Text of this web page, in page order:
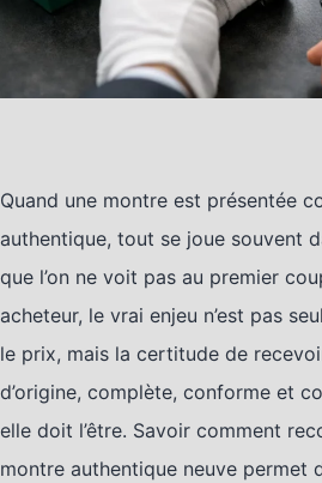
Quand une montre est présentée
authentique, tout se joue souvent
que l’on ne voit pas au premier
acheteur, le vrai enjeu n’est pas
le prix, mais la certitude de
d’origine, complète, conforme et
elle doit l’être. Savoir comment
montre authentique neuve permet